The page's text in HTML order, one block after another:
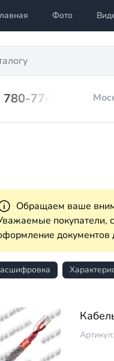
Фото
77-98
Обращаем ваше
покупатели,
документов